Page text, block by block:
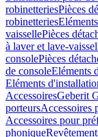
robinetteriesPièces
robinetteries
vaissellePièces
à laver et lave-
consolePièces
de consoleEléments
Eléments
AccessoiresGeberit
porteursAccessoires
Accessoires pour
phonique